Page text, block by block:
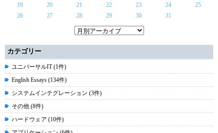
19
20 21 22 23 24
25
26
27 28 29 30 31
カテゴリー
ユニバーサルIT (1件)
English Essays (134件)
システムインテグレーション (3件)
その他 (8件)
ハードウェア (10件)